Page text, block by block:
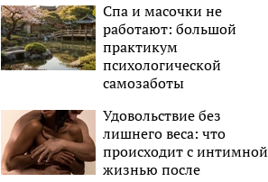
Спа и масочки не
работают: большой
практикум
психологической
самозаботы
Удовольствие без
лишнего веса: что
происходит с интимной
жизнью после